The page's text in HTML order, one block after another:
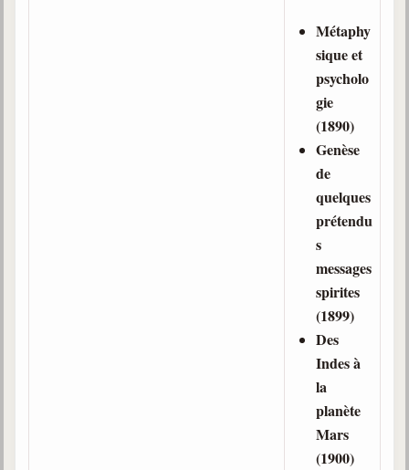
Métaphy
sique et
psycholo
gie
(1890)
Genèse
de
quelques
prétendu
s
messages
spirites
(1899)
Des
Indes à
la
planète
Mars
(1900)